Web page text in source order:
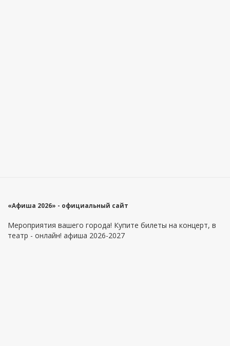
«Афиша 2026» - официальный сайт
Мероприятия вашего города! Купите билеты на концерт, в
театр - онлайн! афиша 2026-2027